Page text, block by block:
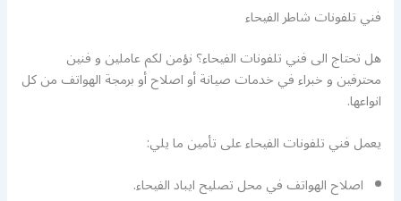
فني تلفونات شاطر الفيحاء
هل تحتاج الى فني تلفونات الفيحاء؟ نؤمن لكم عاملين و فنين
محترفين و خبراء في خدمات صيانة أو اصلاح أو برمجة الهواتف من كل
انواعها.
يعمل فني تلفونات الفيحاء على تأمين ما يلي:
اصلاح الهواتف في محل تصليح ايباد الفيحاء.